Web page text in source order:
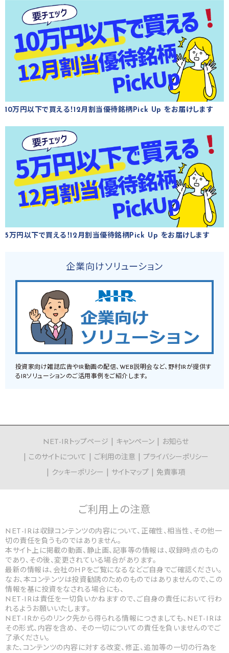
10万円以下で買える！12月割当優待銘柄Pick Up をお届けします
5万円以下で買える！12月割当優待銘柄Pick Up をお届けします
企業向けソリューション
投資家向け雑誌広告やIR動画の配信、WEB説明会など、野村IRが提供す
るIRソリューションのご活用事例をご紹介します。
NET-IRトップページ キャンペーン
お知らせ
このサイトについて
ご利用の注意
プライバシーポリシー
クッキーポリシー
サイトマップ 免責事項
ご利用上の注意
NET-IRは収録コンテンツの内容について、正確性、相当性、その他一
切の責任を負うものではありません。
本サイト上に掲載の動画、静止画、記事等の情報は、収録時点のもの
であり、その後、変更されている場合があります。
最新の情報は、会社のHPをご覧になるなどご自身でご確認ください。
なお、本コンテンツは投資勧誘のためのものではありませんので、この
情報を基に投資をなされる場合にも、
NET-IRは責任を一切負いかねますので、ご自身の責任において行わ
れるようお願いいたします。
NET-IRからのリンク先から得られる情報につきましても、NET-IRは
その形式、内容を含め、 その一切についての責任を負いませんのでご
了承ください。
また、コンテンツの内容に対する改変、修正、追加等の一切の行為を